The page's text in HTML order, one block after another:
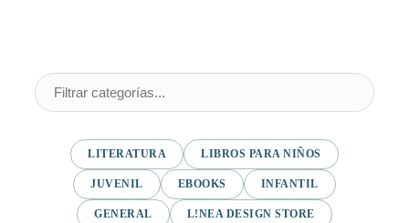
LITERATURA LIBROS PARA NIÑOS
JUVENIL EBOOKS INFANTIL
GENERAL L!NEA DESIGN STORE